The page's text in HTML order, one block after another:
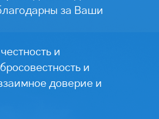
за Ваши
и
и
доверие и